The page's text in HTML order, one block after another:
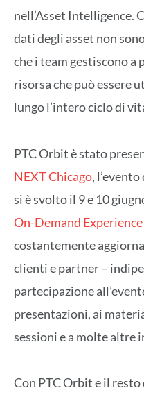
nell’Asset Intelligence.
dati degli asset non
che i team gestiscono
risorsa che può essere
lungo l’intero ciclo di
PTC Orbit è stato
NEXT Chicago,
si è svolto il 9 e 10
On-Demand
costantemente
clienti e partner –
partecipazione
presentazioni, ai
sessioni e a molte altre
Con PTC Orbit e il resto